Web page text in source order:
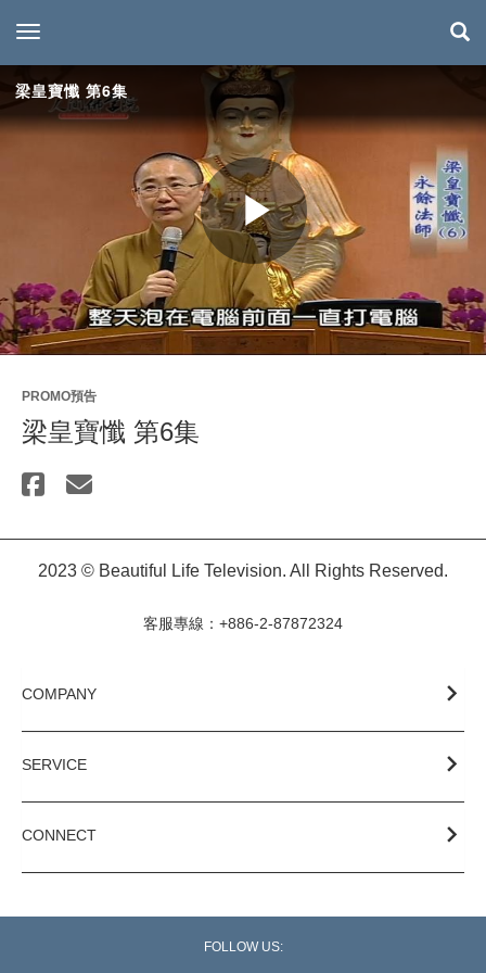
toggle navigation
梁皇寶懺 第6集
Play
Video
PROMO預告
梁皇寶懺 第6集
2023 © Beautiful Life Television. All Rights Reserved.
客服專線：+886-2-87872324
COMPANY
SERVICE
CONNECT
FOLLOW US: